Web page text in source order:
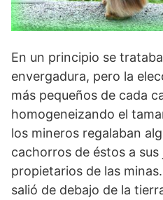
En un principio se
envergadura, pero la
más pequeños de cada
homogeneizando el
los mineros regalaban
cachorros de éstos a sus
propietarios de las
salió de debajo de la